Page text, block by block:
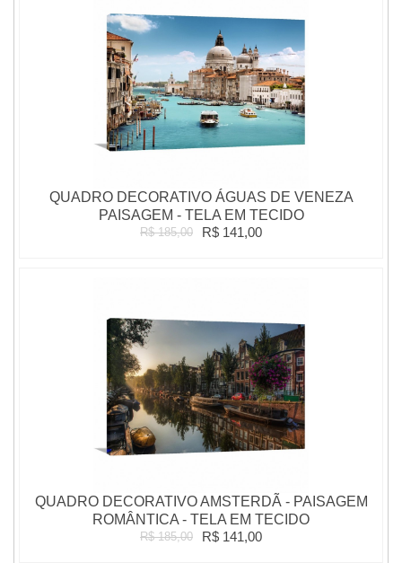
QUADRO DECORATIVO ÁGUAS DE VENEZA
PAISAGEM - TELA EM TECIDO
R$ 185,00 R$ 141,00
QUADRO DECORATIVO AMSTERDÃ - PAISAGEM
ROMÂNTICA - TELA EM TECIDO
R$ 185,00 R$ 141,00